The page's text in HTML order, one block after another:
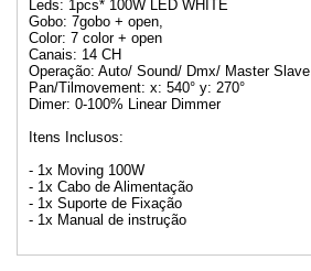
Leds: 1pcs* 100W LED WHITE
Gobo: 7gobo + open,
Color: 7 color + open
Canais: 14 CH
Operação: Auto/ Sound/ Dmx/ Master Slave
Pan/Tilmovement: x: 540° y: 270°
Dimer: 0-100% Linear Dimmer
Itens Inclusos:
- 1x Moving 100W
- 1x Cabo de Alimentação
- 1x Suporte de Fixação
- 1x Manual de instrução